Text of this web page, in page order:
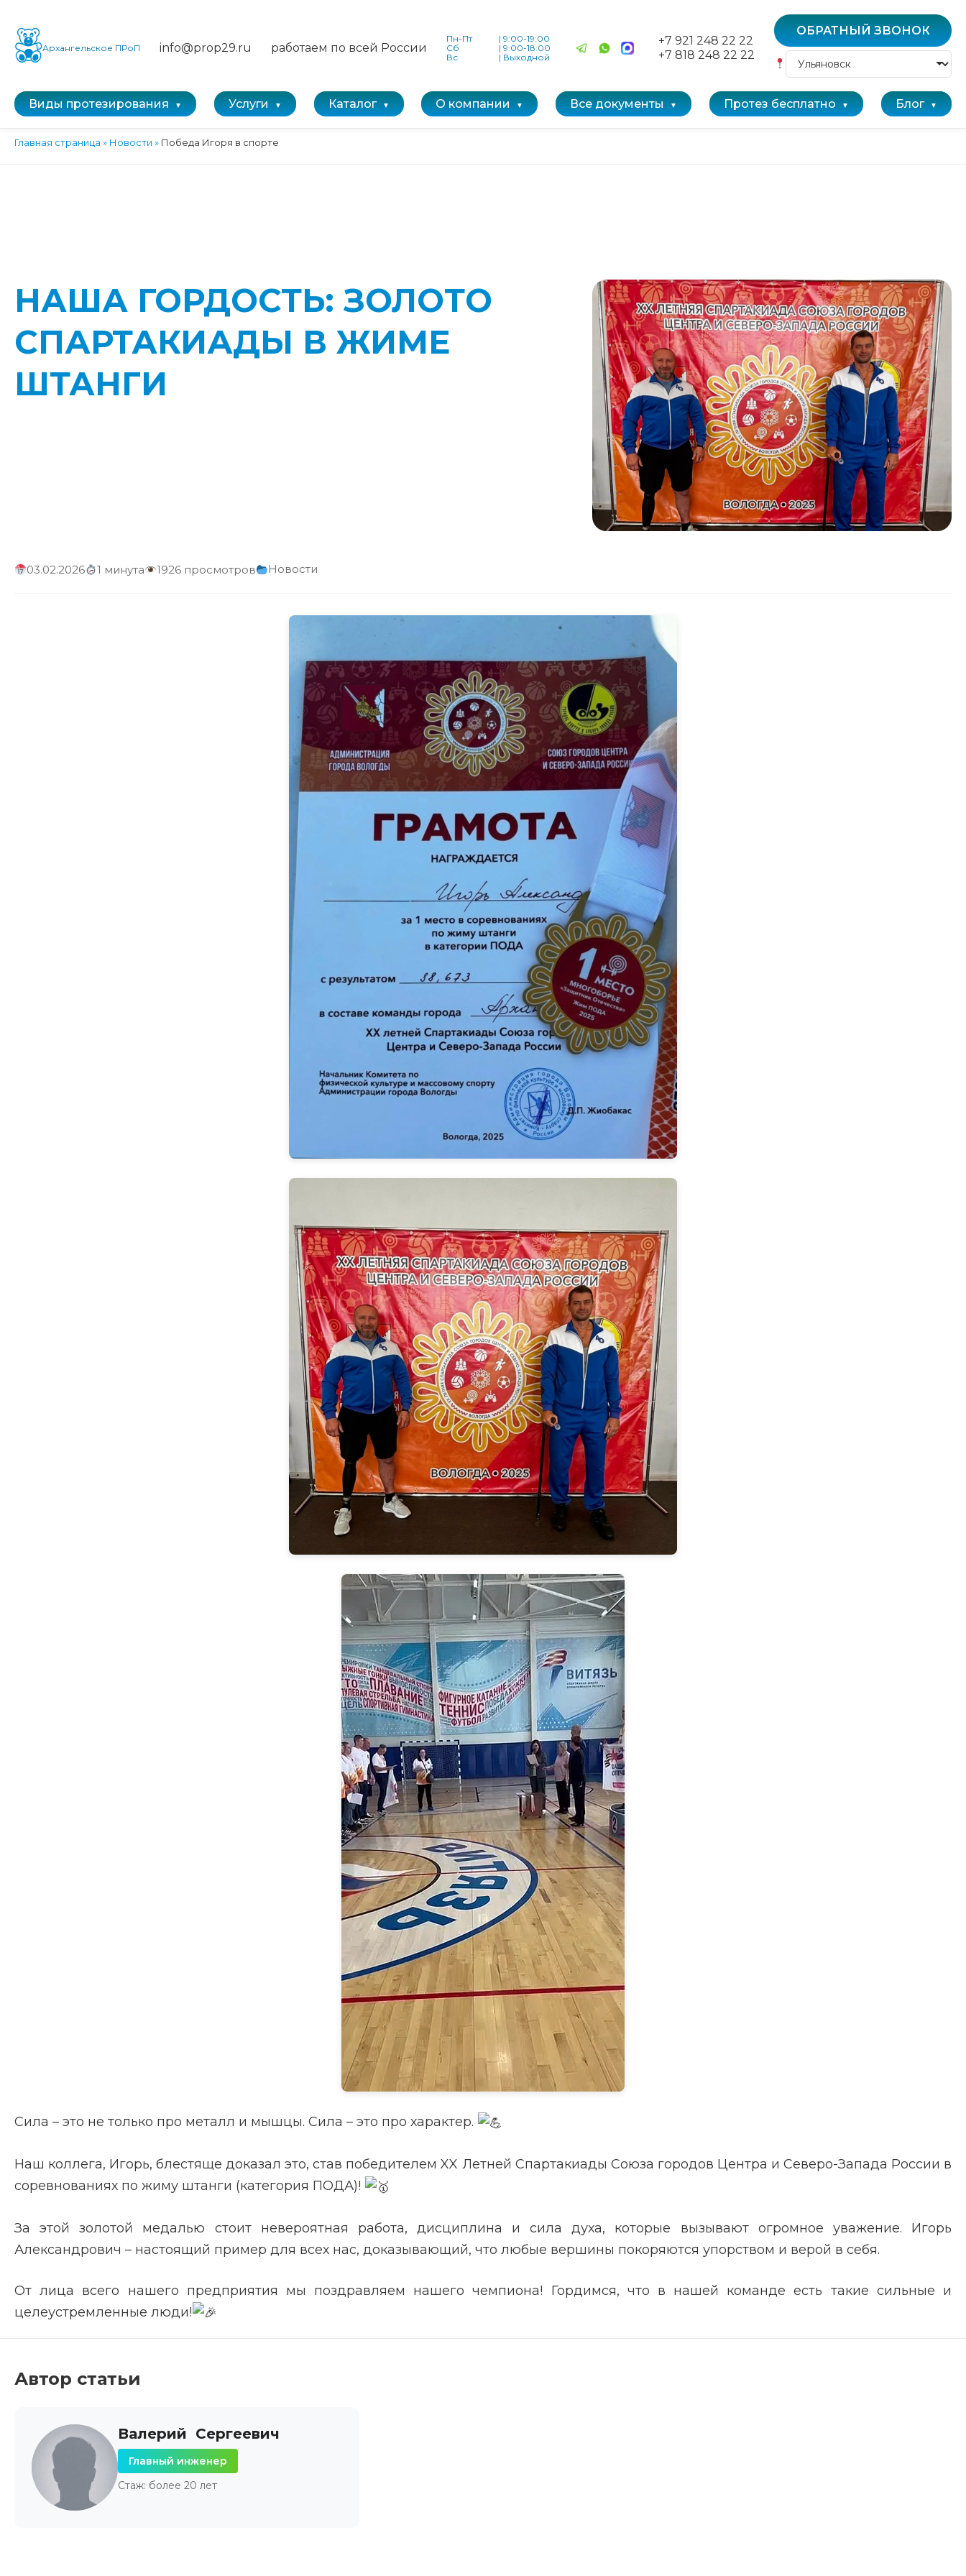
Архангельское ПРоП info@prop29.ru работаем по всей России
Пн-Пт | 9:00-19:00
Сб
| 9:00-18:00
Вс
| Выходной
+7 921 248 22 22
+7 818 248 22 22
ОБРАТНЫЙ ЗВОНОК
Виды протезирования Услуги Каталог О компании Все документы Протез бесплатно Блог
Главная страница » Новости » Победа Игоря в спорте
НАША ГОРДОСТЬ: ЗОЛОТО
СПАРТАКИАДЫ В ЖИМЕ
ШТАНГИ
03.02.2026 1 минута 1926 просмотров Новости
Сила – это не только про металл и мышцы. Сила – это про характер.
Наш коллега, Игорь, блестяще доказал это, став победителем XX Летней Спартакиады Союза городов Центра и Северо-Запада России в
соревнованиях по жиму штанги (категория ПОДА)!
За этой золотой медалью стоит невероятная работа, дисциплина и сила духа, которые вызывают огромное уважение. Игорь
Александрович – настоящий пример для всех нас, доказывающий, что любые вершины покоряются упорством и верой в себя.
От лица всего нашего предприятия мы поздравляем нашего чемпиона! Гордимся, что в нашей команде есть такие сильные и
целеустремленные люди!
Автор статьи
Валерий Сергеевич
Главный инженер
Стаж: более 20 лет